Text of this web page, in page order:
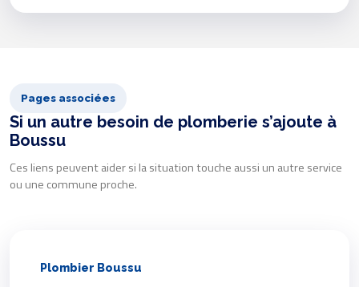
Pages associées
Si un autre besoin de plomberie s’ajoute à
Boussu
Ces liens peuvent aider si la situation touche aussi un autre service
ou une commune proche.
Plombier Boussu